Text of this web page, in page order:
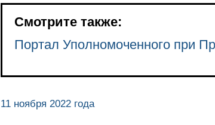
Смотрите также:
Портал Уполномоченного при
11 ноября 2022 года